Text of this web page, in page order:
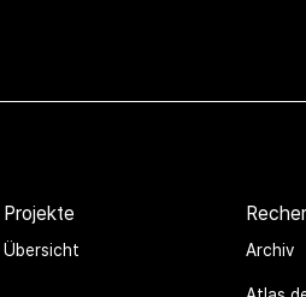
Projekte
Übersicht
Archiv